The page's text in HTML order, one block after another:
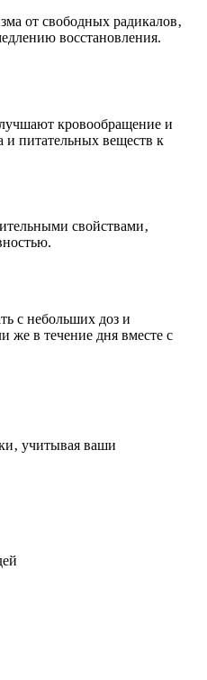
от свободных радикалов‚
восстановления.
кровообращение и
и питательных веществ к
свойствами‚
с небольших доз и
же в течение дня вместе с
учитывая ваши